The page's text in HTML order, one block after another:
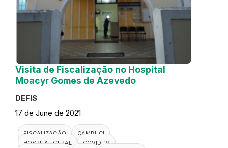
Visita de Fiscalização no Hospital
Moacyr Gomes de Azevedo
DEFIS
17 de June de 2021
FISCALIZAÇÃO
CAMBUCI
HOSPITAL GERAL
COVID-19